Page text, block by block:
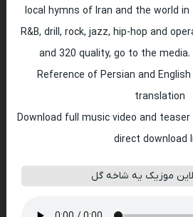
local hymns of Iran and the world
R&B, drill, rock, jazz, hip-hop and
and 320 quality, go to the
Reference of Persian and
translation
Download full music video and
direct download
موزیک یه شاخه گل